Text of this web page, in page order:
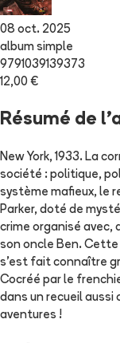
08 oct. 2025
album simple
9791039139373
12,00 €
Résumé de
New York, 1933. La
société : politique,
système mafieux, le
Parker, doté de
crime organisé avec,
son oncle Ben.
s'est fait connaître
Cocréé par le
dans un recueil
aventures !